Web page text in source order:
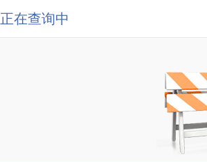
正在查询中